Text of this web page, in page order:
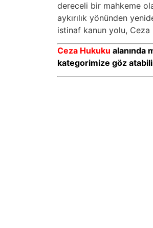
dereceli bir mahkeme
aykırılık yönünden
istinaf kanun yolu, Ceza
Ceza Hukuku alanında
kategorimize göz